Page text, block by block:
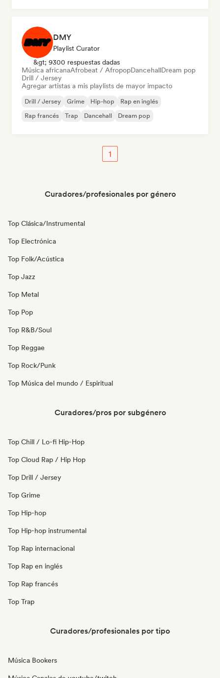
DMY
Playlist Curator
&gt; 9300 respuestas dadas
Música africanaAfrobeat / AfropopDancehallDream pop
Drill / Jersey
Agregar artistas a mis playlists de mayor impacto
Drill / Jersey Grime Hip-hop
Rap en inglés
Rap francés
Trap Dancehall Dream pop
1
Curadores/profesionales por género
Top Clásica/Instrumental
Top Electrónica
Top Folk/Acústica
Top Jazz
Top Metal
Top Pop
Top R&B/Soul
Top Reggae
Top Rock/Punk
Top Música del mundo / Espiritual
Curadores/pros por subgénero
Top Chill / Lo-fi Hip-Hop
Top Cloud Rap / Hip Hop
Top Drill / Jersey
Top Grime
Top Hip-hop
Top Hip-hop instrumental
Top Rap internacional
Top Rap en inglés
Top Rap francés
Top Trap
Curadores/profesionales por tipo
Música Bookers